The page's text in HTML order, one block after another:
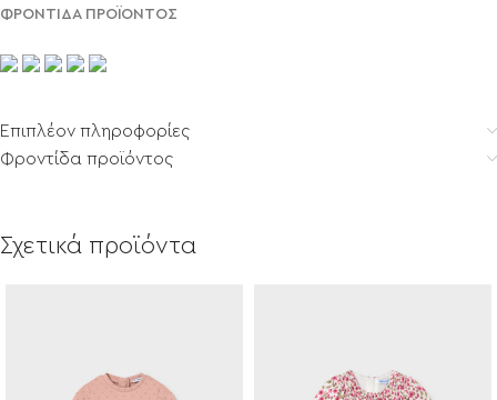
ΦΡΟΝΤΙΔΑ ΠΡΟΪΟΝΤΟΣ
Επιπλέον πληροφορίες
Φροντίδα προϊόντος
Σχετικά προϊόντα